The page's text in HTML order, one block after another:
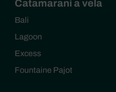
Catamarani a vela
Bali
Lagoon
Excess
Fountaine Pajot